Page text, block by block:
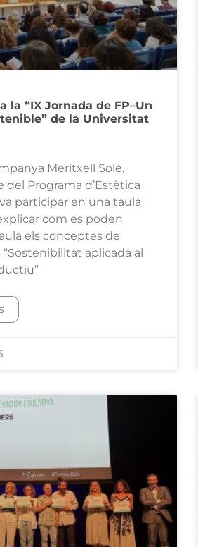
la “IX Jornada de FP–Un
de la Universitat
Meritxell Solé,
del Programa d’Estètica
participar en una taula
com es poden
els conceptes de
“Sostenibilitat aplicada al